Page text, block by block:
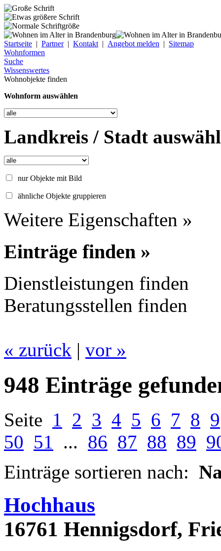
Startseite | Partner| Kontakt | Angebot melden | Sitemap
Wohnformen
Suche
Wissenswertes
Wohnobjekte finden
Wohnform auswählen
Landkreis / Stadt
nur Objekte mit Bild
ähnliche Objekte gruppieren
Weitere Eigenschaften »
Einträge finden »
Dienstleistungen finden
Beratungsstellen finden
« zurück | vor »
948 Einträge
Seite 1 2 3 4 5 6 7 8 9
50 51 ... 86 87 88 89
Einträge sortieren nach:
Hochhaus
16761 Hennigsdorf,